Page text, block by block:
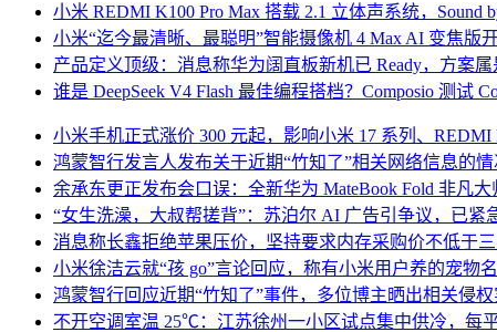
小米 REDMI K100 Pro Max 搭载 2.1 立体声系统，Sound
小米“迄今最清晰、最聪明”智能摄像机 4 Max AI 变焦版
产品定义顶级：消息称华为阔直板新机已 Ready，方案
谁是 DeepSeek V4 Flash 最佳编程搭档？Composio 测试
小米手机正式涨价 300 元起，影响小米 17 系列、REDMI
鸿蒙智行发言人发布关于近期“竹知了”相关网络信息的情
余承东更正发布会口误：全新华为 MateBook Fold 非凡
“女生洗澡，大叔帮搓背”：苏泊尔 AI 广告引争议，已紧
消息称长鑫拒绝苹果压价，坚持要求内存采购价不低于
小米徐洁云就“孩 go”言论回应，称有小米用户养的宠物
鸿蒙智行回应近期“竹知了”事件，多位博主晒出相关侵权
不开空调室温 25℃：江苏徐州一小区试点集中供冷，每